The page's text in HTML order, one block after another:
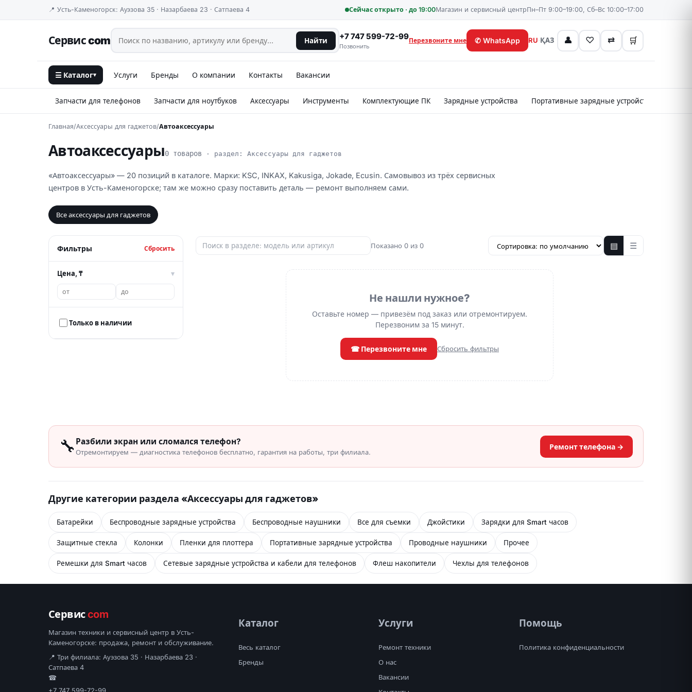
📍 Усть-Каменогорск: Ауэзова 35 · Назарбаева 23 · Сатпаева 4 Сейчас открыто · до 19:00Магазин и сервисный центрПн–Пт 9:00–19:00, Сб–Вс 10:00–17:00
Сервис com Найти +7 747 599-72-99
Позвонить
Перезвоните мне ✆ WhatsApp RU·ҚАЗ 👤 ♡ ⇄ 🛒
☰ Каталог▾ Услуги Бренды О компании Контакты Вакансии
Запчасти для телефонов Запчасти для ноутбуков Аксессуары Инструменты Комплектующие ПК Зарядные устройства Портативные зарядные устройства
Главная/Аксессуары для гаджетов/Автоаксессуары
Автоаксессуары0 товаров · раздел: Аксессуары для гаджетов
«Автоаксессуары» — 20 позиций в каталоге. Марки: KSC, INKAX, Kakusiga, Jokade, Ecusin. Самовывоз из трёх сервисных
центров в Усть-Каменогорске; там же можно сразу поставить деталь — ремонт выполняем сами.
Все аксессуары для гаджетов
Фильтры Сбросить
Цена, ₸ ▾
Только в наличии
Показано 0 из 0 ▤ ☰
Не нашли нужное?
Оставьте номер — привезём под заказ или отремонтируем.
Перезвоним за 15 минут.
☎ Перезвоните мне Сбросить фильтры
🔧 Разбили экран или сломался телефон?
Отремонтируем — диагностика телефонов бесплатно, гарантия на работы, три филиала.
Ремонт телефона →
Другие категории раздела «Аксессуары для гаджетов»
Батарейки Беспроводные зарядные устройства Беспроводные наушники Все для съемки Джойстики Зарядки для Smart часов
Защитные стекла Колонки Пленки для плоттера Портативные зарядные устройства Проводные наушники Прочее
Ремешки для Smart часов Сетевые зарядные устройства и кабели для телефонов Флеш накопители Чехлы для телефонов
Сервисcom
Магазин техники и сервисный центр в Усть-
Каменогорске: продажа, ремонт и обслуживание.
📍 Три филиала: Ауэзова 35 · Назарбаева 23 ·
Сатпаева 4
☎
Каталог
Весь каталог
Бренды
Услуги
Ремонт техники
О нас
Вакансии
Помощь
Политика конфиденциальности